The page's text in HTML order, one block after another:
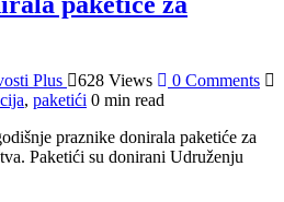
Plus 628 Views
0 Comments
, paketići 0 min read
praznike donirala paketiće za
Paketići su donirani Udruženju